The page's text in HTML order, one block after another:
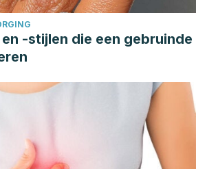
-stijlen die een gebruinde